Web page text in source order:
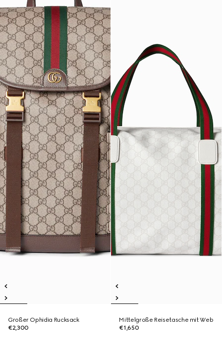
Großer Ophidia Rucksack
€2,300
Mittelgroße Reisetasche mit Web
€1,650